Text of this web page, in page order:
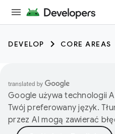
DEVELOP CORE AREAS
Google używa technologii
Twój preferowany język.
przez AI mogą zawierać